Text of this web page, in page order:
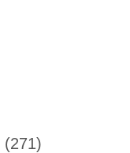
(271)